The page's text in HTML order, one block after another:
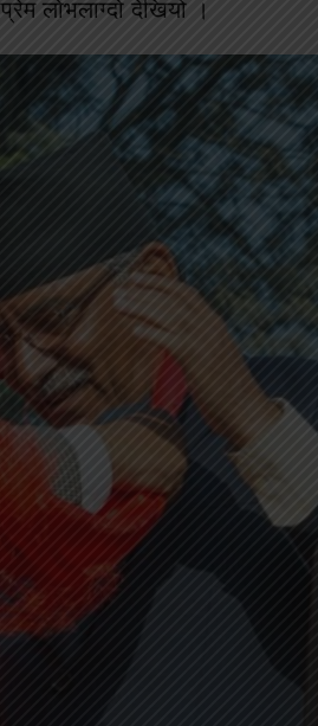
लोभलाग्दो देखियो ।